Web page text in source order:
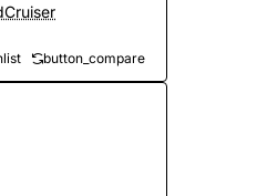
button_compare